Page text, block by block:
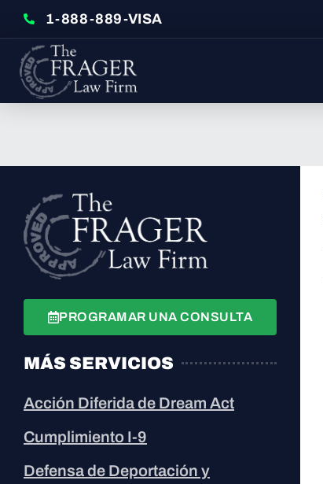
1-888-889-VISA
PROGRAMAR UNA CONSULTA
MÁS SERVICIOS
Acción Diferida de Dream Act
Cumplimiento I-9
Defensa de Deportación y